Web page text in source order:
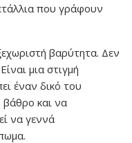
που γράφουν
βαρύτητα. Δεν
μια στιγμή
έναν δικό του
και να
να γεννά